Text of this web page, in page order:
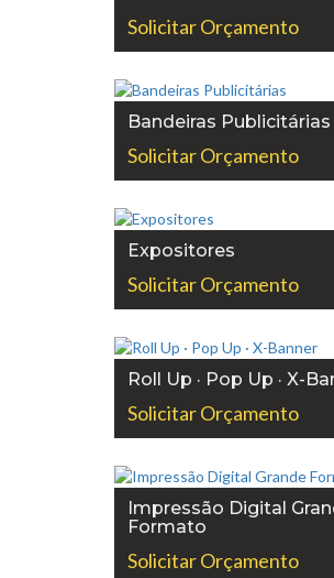
Solicitar Orçamento
Bandeiras Publicitárias
Solicitar Orçamento
Expositores
Solicitar Orçamento
Roll Up · Pop Up · X-
Solicitar Orçamento
Impressão Digital
Formato
Solicitar Orçamento